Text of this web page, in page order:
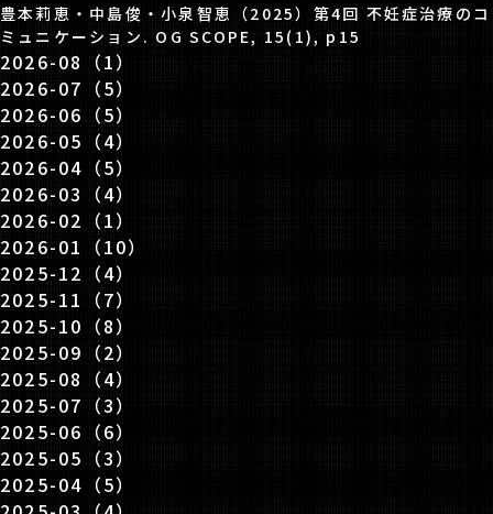
豊本莉恵・中島俊・小泉智恵（2025）第4回 不妊症治療のコ
ミュニケーション. OG SCOPE, 15(1), p15
2026-08（1）
2026-07（5）
2026-06（5）
2026-05（4）
2026-04（5）
2026-03（4）
2026-02（1）
2026-01（10）
2025-12（4）
2025-11（7）
2025-10（8）
2025-09（2）
2025-08（4）
2025-07（3）
2025-06（6）
2025-05（3）
2025-04（5）